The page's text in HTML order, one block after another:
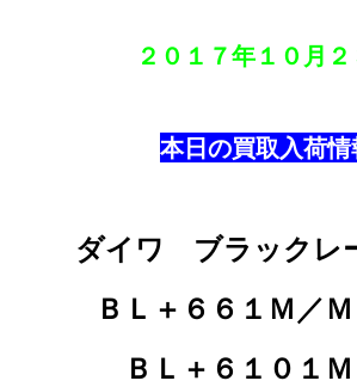
２０１７年 １０月２
本日の買取入荷情
ダイワ ブラックレ
ＢＬ＋６６１Ｍ／
ＢＬ＋６１０１